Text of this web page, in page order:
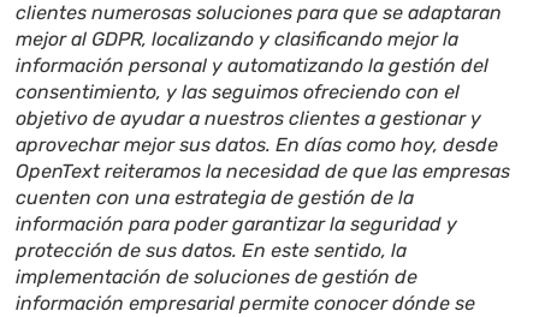
clientes numerosas soluciones para que se adaptaran
mejor al GDPR, localizando y clasificando mejor la
información personal y automatizando la gestión del
consentimiento, y las seguimos ofreciendo con el
objetivo de ayudar a nuestros clientes a gestionar y
aprovechar mejor sus datos. En días como hoy, desde
OpenText reiteramos la necesidad de que las empresas
cuenten con una estrategia de gestión de la
información para poder garantizar la seguridad y
protección de sus datos. En este sentido, la
implementación de soluciones de gestión de
información empresarial permite conocer dónde se